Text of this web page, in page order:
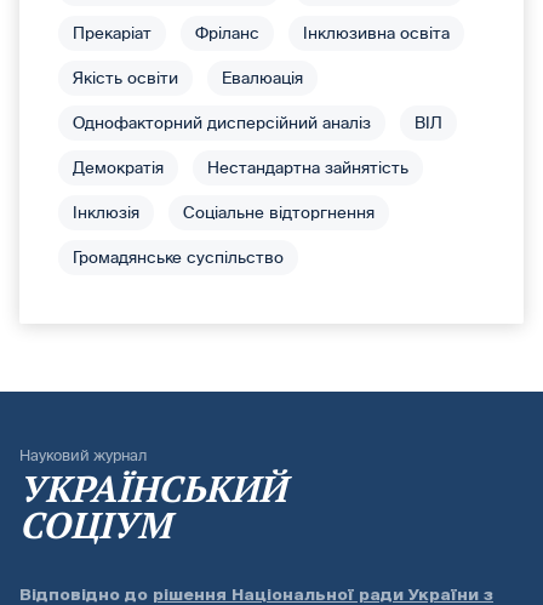
Прекаріат Фріланс Інклюзивна освіта
Якість освіти Евалюація
Однофакторний дисперсійний аналіз ВІЛ
Демократія Нестандартна зайнятість
Інклюзія Соціальне відторгнення
Громадянське суспільство
Науковий журнал
УКРАЇНСЬКИЙ
СОЦІУМ
Відповідно до рішення Національної ради України з